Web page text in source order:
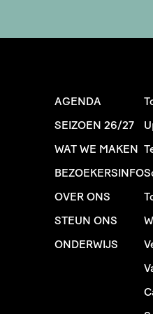
AGENDA
SEIZOEN 26/27
WAT WE MAKEN
BEZOEKERSINFO
OVER ONS
STEUN ONS
ONDERWIJS